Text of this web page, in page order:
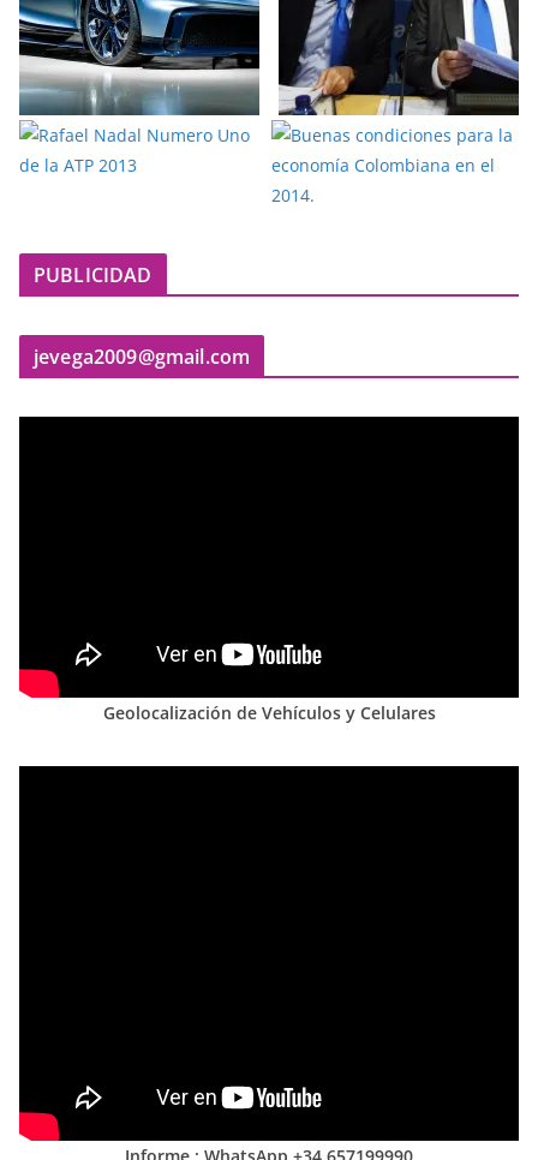
PUBLICIDAD
jevega2009@gmail.com
Geolocalización de Vehículos y Celulares